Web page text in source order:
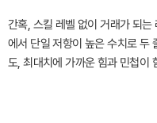
간혹, 스킬 레벨 없이 거래가 되
에서 단일 저항이 높은 수치로 두
도, 최대치에 가까운 힘과 민첩이